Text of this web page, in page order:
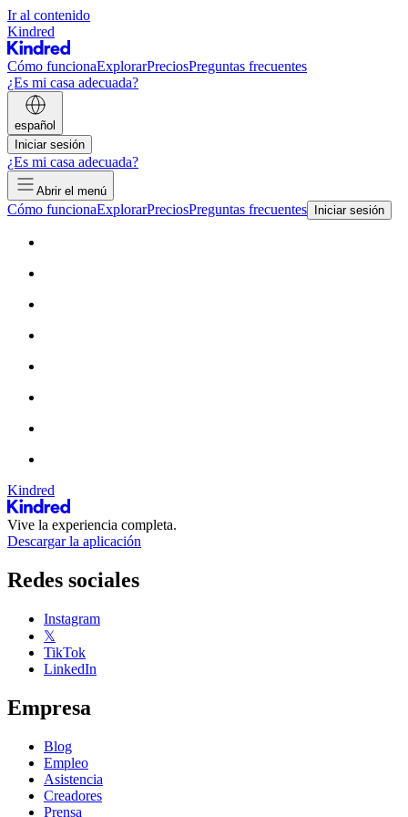
Ir al contenido
Kindred
Cómo funcionaExplorarPreciosPreguntas frecuentes
¿Es mi casa adecuada?
español
Iniciar sesión
¿Es mi casa adecuada?
Abrir el menú
Cómo funcionaExplorarPreciosPreguntas frecuentes Iniciar sesión
Kindred
Vive la experiencia completa.
Descargar la aplicación
Redes sociales
Instagram
𝕏
TikTok
LinkedIn
Empresa
Blog
Empleo
Asistencia
Creadores
Prensa